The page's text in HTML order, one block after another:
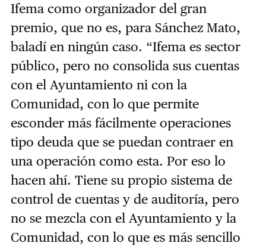
Ifema como organizador del gran
premio, que no es, para Sánchez Mato,
baladí en ningún caso. “Ifema es sector
público, pero no consolida sus cuentas
con el Ayuntamiento ni con la
Comunidad, con lo que permite
esconder más fácilmente operaciones
tipo deuda que se puedan contraer en
una operación como esta. Por eso lo
hacen ahí. Tiene su propio sistema de
control de cuentas y de auditoría, pero
no se mezcla con el Ayuntamiento y la
Comunidad, con lo que es más sencillo